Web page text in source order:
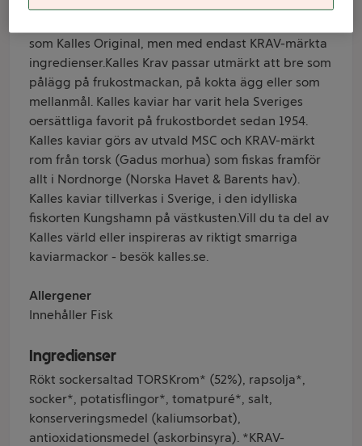
som Kalles Original, men med endast KRAV-märkta
ingredienser.Kalles Krav passar utmärkt att bre som
pålägg på frukostmackan, på kokta ägg eller som
mellanmål. Kalles kaviar har varit hela Sveriges
oersättliga favorit på frukostbordet sedan 1954.
Kalles kaviar görs av utvald MSC och KRAV-märkt
rom från torsk (Gadus morhua) som fiskas framför
allt i Nordnorge (Norska Havet & Barents hav).
Kalles kaviar tillverkas i Sverige, i den idylliska
fiskorten Kungshamn på västkusten.Vill du ta del av
Kalles värld eller inspireras av riktigt smarriga
kaviarmackor - besök kalles.se.
Allergener
Innehåller Fisk
Ingredienser
Rökt sockersaltad TORSKrom* (52%), rapsolja*,
socker*, potatisflingor*, tomatpuré*, salt,
konserveringsmedel (kaliumsorbat),
antioxidationsmedel (askorbinsyra). *KRAV-